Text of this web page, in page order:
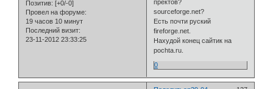
Позитив: [+0/-0]
Провел на форуме:
19 часов 10 минут
Последний визит:
23-11-2012 23:33:25
пректов?
sourceforge.net?
Есть почти руский
fireforge.net.
Нахудой конец сайтик на
pochta.ru.
0